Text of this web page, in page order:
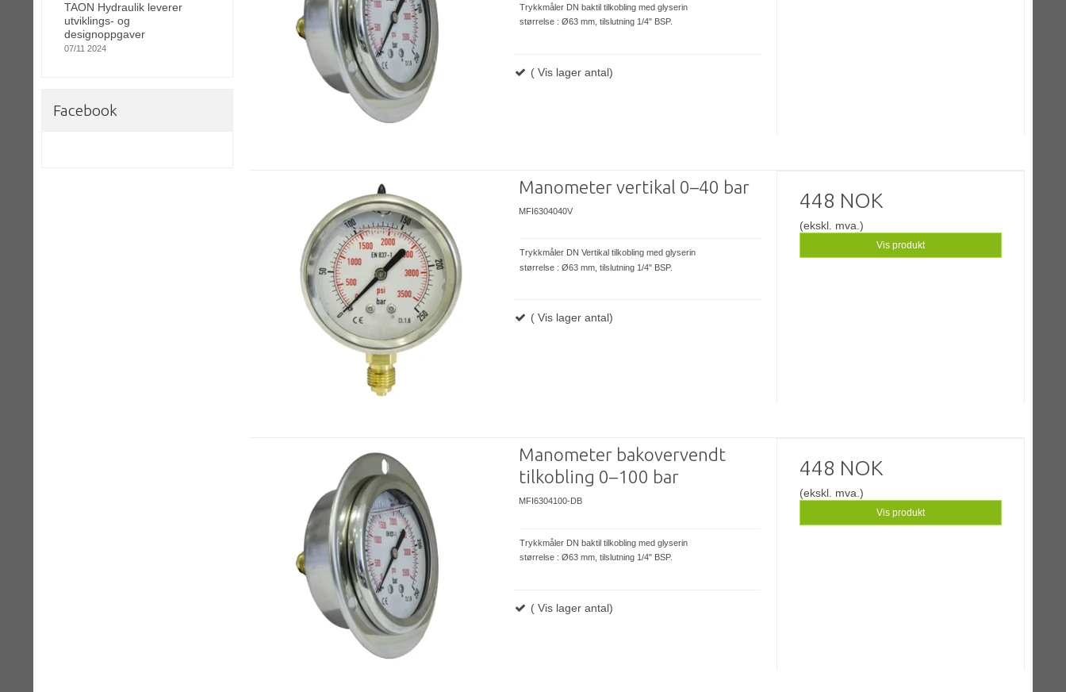
TAON Hydraulik leverer
utviklings- og
designoppgaver
07/11 2024
Facebook
Trykkmåler DN baktil tilkobling med glyserin
størrelse : Ø63 mm, tilslutning 1/4" BSP.
( Vis lager antal)
Manometer vertikal 0–40 bar
MFI6304040V
Trykkmåler DN Vertikal tilkobling med glyserin
størrelse : Ø63 mm, tilslutning 1/4" BSP.
( Vis lager antal)
448 NOK
(ekskl. mva.)
Vis produkt
Manometer bakovervendt
tilkobling 0–100 bar
MFI6304100-DB
Trykkmåler DN baktil tilkobling med glyserin
størrelse : Ø63 mm, tilslutning 1/4" BSP.
( Vis lager antal)
448 NOK
(ekskl. mva.)
Vis produkt